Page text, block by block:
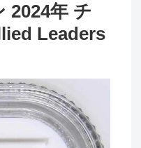
2024年 チ
Leaders